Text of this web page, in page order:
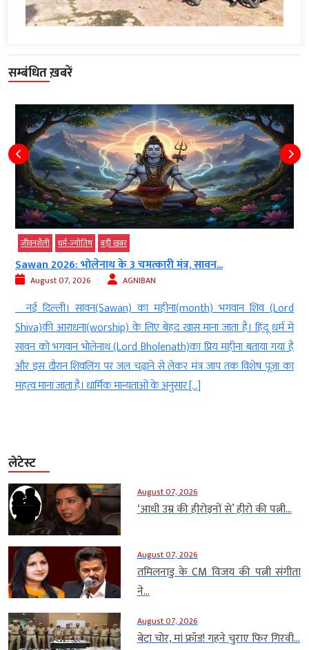
सम्बंधित ख़बरें
जीवनशैली धर्म-ज्‍योतिष बड़ी खबर
Sawan 2026: भोलेनाथ के 3 चमत्कारी मंत्र, सावन...
August 07, 2026 AGNIBAN
नई दिल्ली। सावन(Sawan) का महीना(month) भगवान शिव (Lord
Shiva)की आराधना(worship) के लिए बेहद खास माना जाता है। हिंदू धर्म में
सावन को भगवान भोलेनाथ (Lord Bholenath)का प्रिय महीना बताया गया है
और इस दौरान शिवलिंग पर जल चढ़ाने से लेकर मंत्र जाप तक विशेष पूजा का
महत्व माना जाता है। धार्मिक मान्यताओं के अनुसार […]
लेटेस्ट
August 07, 2026
‘आधी उम्र की हीरोइनों से’ हीरो की पत्नी...
August 07, 2026
तमिलनाडु के CM विजय की पत्नी संगीता
ने...
August 07, 2026
बेटा चोर, मां फ्रॉड! गहने चुराए फिर गिरवी...